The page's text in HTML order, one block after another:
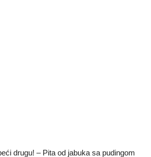
drugu! – Pita od jabuka sa pudingom